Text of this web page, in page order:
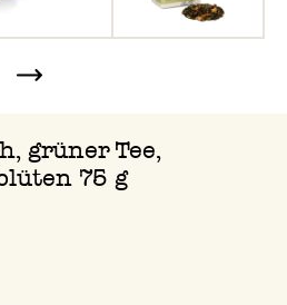
grüner Tee,
75 g